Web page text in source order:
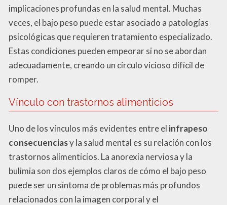
implicaciones profundas en la salud mental. Muchas
veces, el bajo peso puede estar asociado a patologías
psicológicas que requieren tratamiento especializado.
Estas condiciones pueden empeorar si no se abordan
adecuadamente, creando un círculo vicioso difícil de
romper.
Vínculo con trastornos alimenticios
Uno de los vínculos más evidentes entre el infrapeso
consecuenciasy la salud mental es su relación con los
trastornos alimenticios. La anorexia nerviosa y la
bulimia son dos ejemplos claros de cómo el bajo peso
puede ser un síntoma de problemas más profundos
relacionados con la imagen corporal y el